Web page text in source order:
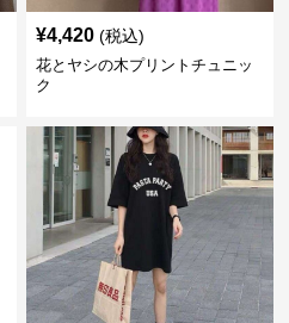
¥4,420 (税込)
花とヤシの木プリントチュニッ
ク